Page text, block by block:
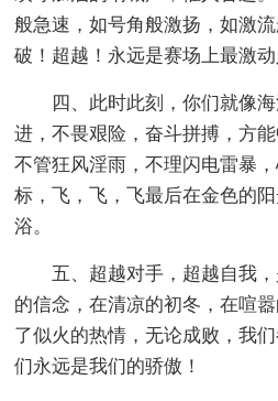
般急速，如号角般激扬，如激
破！超越！永远是赛场上最激动
四、此时此刻，你们就像
进，不畏艰险，奋斗拼搏，方能
不管狂风淫雨，不理闪电雷暴
标，飞，飞，飞最后在金色的
浴。
五、超越对手，超越自我
的信念，在清凉的初冬，在喧
了似火的热情，无论成败，我
们永远是我们的骄傲！